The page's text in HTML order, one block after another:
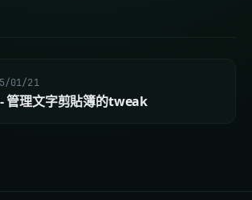
01/21
管理文字剪貼簿的tweak